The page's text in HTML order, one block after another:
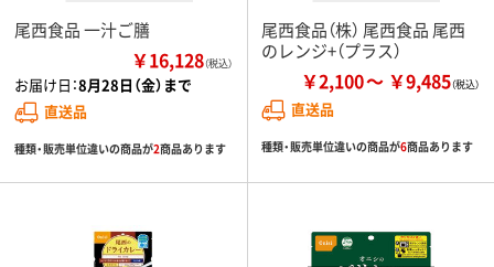
尾西食品 一汁ご膳
￥16,128（税込）
お届け日：8月28日（金）まで
直送品
種類・販売単位違いの商品が2商品あります
尾西食品（株） 尾西食品 尾西
のレンジ+（プラス）
￥2,100 ￥9,485
直送品
種類・販売単位違いの商品が6商品あります